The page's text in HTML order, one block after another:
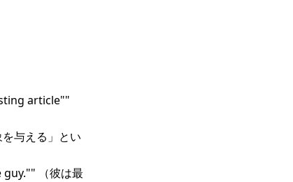
article""
与える」とい
（彼は最